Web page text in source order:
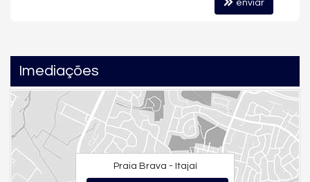
Preparação completa para automação de iluminação, som
Tecnologia e sustentabilidade
Aquecimento de água
Infraestrutura para carros elétricos
Medidores individuais
enviar
Imediações
Praia Brava - Itajaí